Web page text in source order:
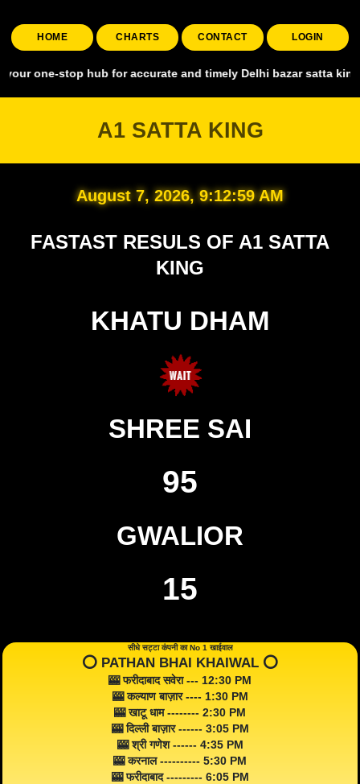
HOME CHARTS CONTACT LOGIN
hub for accurate and timely Delhi bazar satta king,
A1 SATTA KING
August 7, 2026, 9:13:00 AM
FASTAST RESULS OF A1 SATTA
KING
KHATU DHAM
SHREE SAI
95
GWALIOR
15
सीधे सट्टा कंपनी का No 1 खाईवाल
⭕️ PATHAN BHAI KHAIWAL ⭕️
🎰 फरीदाबाद सवेरा --- 12:30 PM
🎰 कल्याण बाज़ार ---- 1:30 PM
🎰 खाटू धाम -------- 2:30 PM
🎰 दिल्ली बाज़ार ------ 3:05 PM
🎰 श्री गणेश ------ 4:35 PM
🎰 करनाल ---------- 5:30 PM
🎰 फरीदाबाद --------- 6:05 PM